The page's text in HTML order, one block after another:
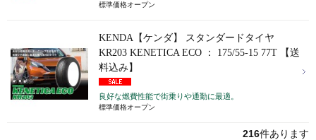
標準価格オープン
KENDA【ケンダ】 スタンダードタイヤ
KR203 KENETICA ECO ： 175/55-15 77T 【送
料込み】
良好な燃費性能で街乗りや通勤に最適。
標準価格オープン
216件あります